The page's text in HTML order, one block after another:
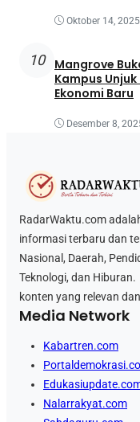
Oktober 14, 2025
10
Mangrove
Kampus
Ekonomi Baru
Desember 8,
RadarWaktu.com
informasi terbaru dan
Nasional, Daerah,
Teknologi, dan
konten yang relevan
Media Network
Kabartren.com
Nalarrakyat.com